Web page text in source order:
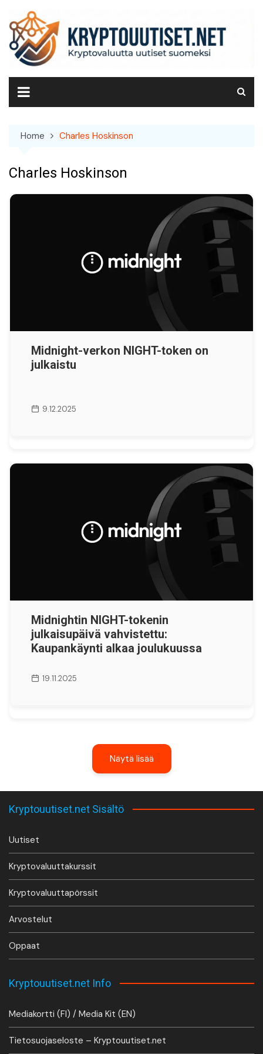
content
Home Charles Hoskinson
Charles Hoskinson
Midnight-verkon NIGHT-token on
julkaistu
9.12.2025
Midnightin NIGHT-tokenin
julkaisupäivä vahvistettu:
Kaupankäynti alkaa joulukuussa
19.11.2025
Näytä lisää
Kryptouutiset.net Sisältö
Uutiset
Kryptovaluuttakurssit
Kryptovaluuttapörssit
Arvostelut
Oppaat
Kryptouutiset.net Info
Mediakortti (FI) / Media Kit (EN)
Tietosuojaseloste – Kryptouutiset.net